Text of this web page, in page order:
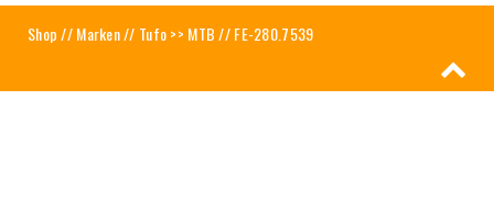
Shop//Marken// Tufo >> MTB// FE-280.7539